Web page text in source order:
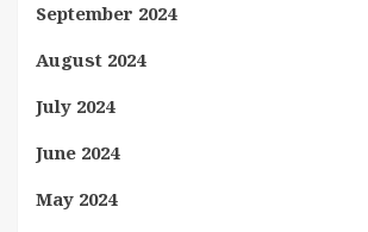
September 2024
August 2024
July 2024
June 2024
May 2024